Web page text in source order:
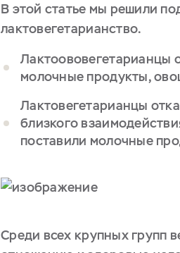
В этой статье мы решили
лактовегетарианство.
Лактоововегетарианцы
молочные продукты,
Лактовегетарианцы
близкого
поставили молочные
Среди всех крупных групп